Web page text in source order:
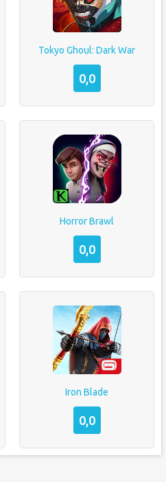
Tokyo Ghoul: Dark War
0,0
Horror Brawl
0,0
Iron Blade
0,0